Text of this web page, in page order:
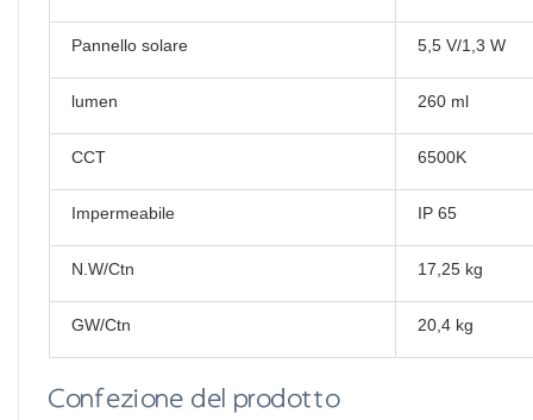
Pannello solare 5,5 V/1,3 W
lumen 260 ml
CCT 6500K
Impermeabile IP 65
N.W/Ctn 17,25 kg
GW/Ctn 20,4 kg
Confezione del prodotto